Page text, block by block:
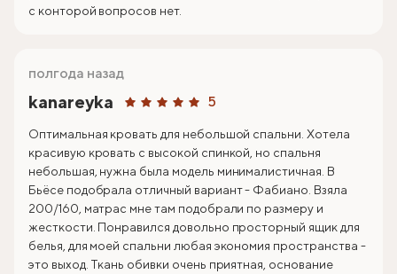
с конторой вопросов нет.
kanareyka 5
полгода назад
Оптимальная кровать для небольшой спальни. Хотела
красивую кровать с высокой спинкой, но спальня
небольшая, нужна была модель минималистичная. В
Бьёсе подобрала отличный вариант - Фабиано. Взяла
200/160, матрас мне там подобрали по размеру и
жесткости. Понравился довольно просторный ящик для
белья, для моей спальни любая экономия пространства -
это выход. Ткань обивки очень приятная, основание